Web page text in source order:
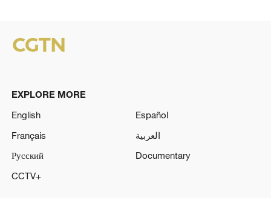
EXPLORE MORE
English
Español
Français
العربية
Русский
Documentary
CCTV+